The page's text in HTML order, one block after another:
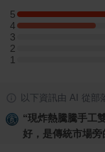
5
5 星：3 則評論
4
4 星：1 則評論
3
3 星：0 則評論
2
2 星：0 則評論
1
1 星：0 則評論
以下資訊由 AI 從部
“現炸熱騰騰手工
好，是傳統市場旁